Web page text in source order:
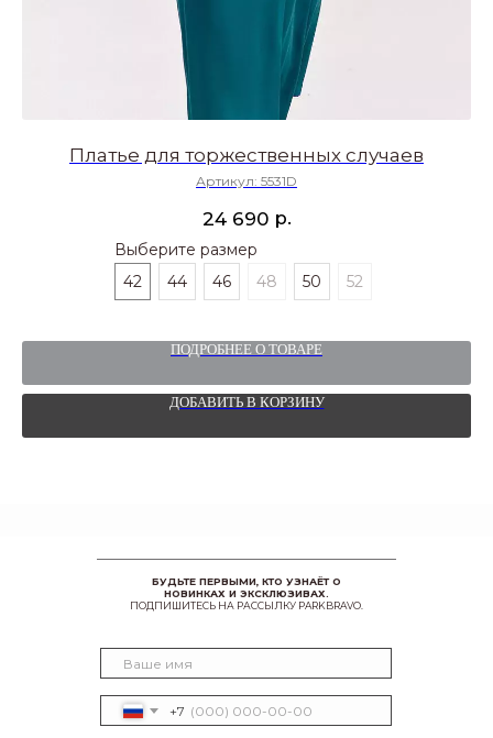
Платье для торжественных случаев
Артикул: 5531D
24 690 р.
Выберите размер
42
44 46 48 50 52
ПОДРОБНЕЕ О ТОВАРЕ
ДОБАВИТЬ В КОРЗИНУ
+7
БУДЬТЕ ПЕРВЫМИ, КТО УЗНАЁТ О
НОВИНКАХ И ЭКСКЛЮЗИВАХ.
ПОДПИШИТЕСЬ НА РАССЫЛКУ PARKBRAVO.